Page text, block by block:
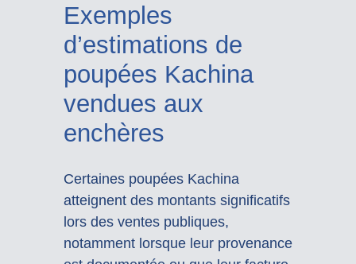
Exemples
d’estimations de
poupées Kachina
vendues aux
enchères
Certaines poupées Kachina
atteignent des montants significatifs
lors des ventes publiques,
notamment lorsque leur provenance